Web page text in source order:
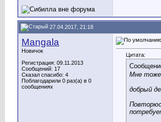
27.04.2017, 21:18
Mangala
Новичок
Регистрация: 09.11.2013
Сообщений: 17
Сказал спасибо: 4
Поблагодарили 0 раз(а) в 0
сообщениях
Цитата:
Мне тоже
добрый